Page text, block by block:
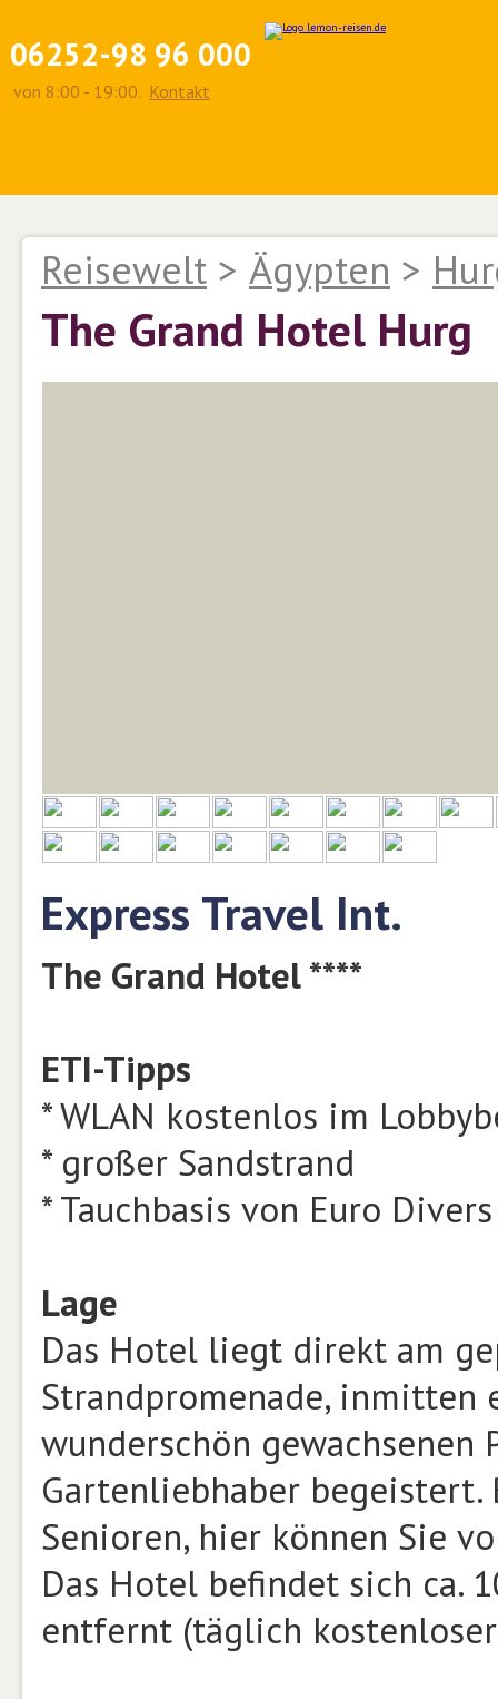
06252-98 96 000
von 8:00 - 19:00. Kontakt
Reisewelt > Ägypten >
The Grand Hotel Hurg
Express Travel Int.
The Grand Hotel ****
ETI-Tipps
* WLAN kostenlos im
* großer Sandstrand
* Tauchbasis von Euro
Lage
Das Hotel liegt direkt am
Strandpromenade, inmitten
wunderschön gewachsenen
Gartenliebhaber
Senioren, hier können Sie
Das Hotel befindet sich ca.
entfernt (täglich